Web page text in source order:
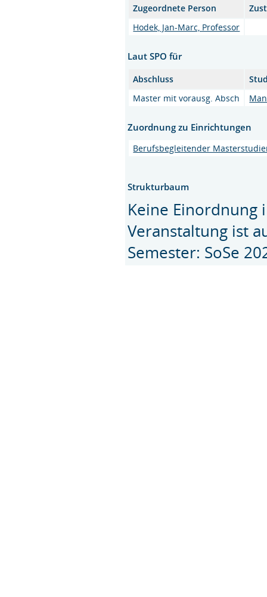
Zugeordnete Person
Hodek, Jan-Marc, Professor
Laut SPO für
Abschluss
Master mit vorausg. Absch
Zuordnung zu Einrichtungen
Berufsbegleitender
Strukturbaum
Keine Einordnung
Veranstaltung ist
Semester: SoSe